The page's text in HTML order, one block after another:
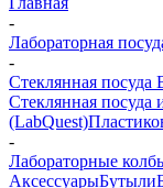
-
Лабораторная
-
Стеклянная посуда
Стеклянная посуда
(LabQuest)
-
Лабораторные
АксессуарыБутыли